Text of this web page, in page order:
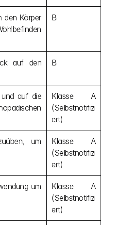
den Körper
B
auf den
B
und auf die
Klasse A
(Selbstnotifizi
ert)
um
Klasse A
(Selbstnotifizi
ert)
um
Klasse A
(Selbstnotifizi
ert)